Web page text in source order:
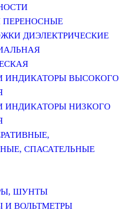
ПЕРЕНОСНЫЕ
ДИЭЛЕКТРИЧЕСКИЕ
ИНДИКАТОРЫ ВЫСОКОГО
ИНДИКАТОРЫ НИЗКОГО
СПАСАТЕЛЬНЫЕ
ШУНТЫ
И ВОЛЬТМЕТРЫ